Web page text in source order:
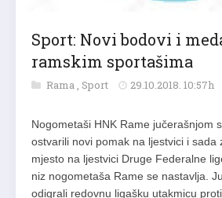
Sport: Novi bodovi i
ramskim sportašima
Rama , Sport 29.10.2018. 10:57h
Nogometaši HNK Rame jučerašnjom
ostvarili novi pomak na ljestvici i
mjesto na ljestvici Druge Federalne
niz nogometaša Rame se nastavlja.
odigrali redovnu ligašku utakmicu